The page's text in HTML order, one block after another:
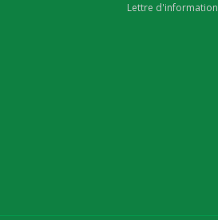
Lettre d'information